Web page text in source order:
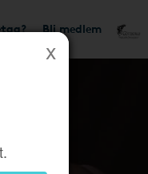
Bli medlem